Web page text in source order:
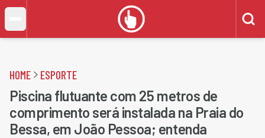
HOME ESPORTE
Piscina flutuante com 25 metros de
comprimento será instalada na Praia do
Bessa, em João Pessoa; entenda